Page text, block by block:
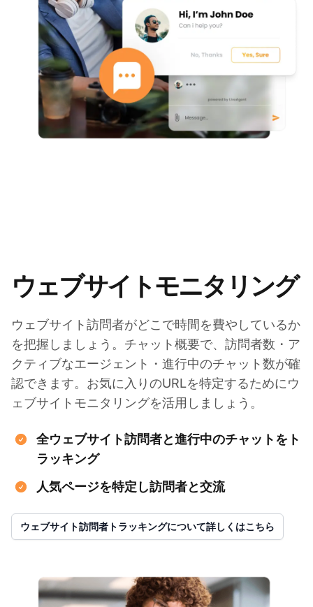
ウェブサイトモニタリング
ウェブサイト訪問者がどこで時間を費やしているか
を把握しましょう。チャット概要で、訪問者数・ア
クティブなエージェント・進行中のチャット数が確
認できます。お気に入りのURLを特定するためにウ
ェブサイトモニタリングを活用しましょう。
全ウェブサイト訪問者と進行中のチャットをト
ラッキング
人気ページを特定し訪問者と交流
ウェブサイト訪問者トラッキングについて詳しくはこちら